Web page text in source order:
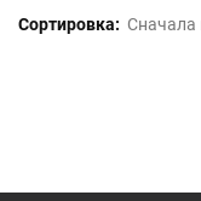
Сортировка: Сначала